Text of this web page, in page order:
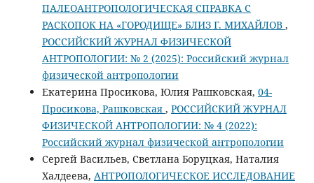
ПАЛЕОАНТРОПОЛОГИЧЕСКАЯ СПРАВКА С
РАСКОПОК НА «ГОРОДИЩЕ» БЛИЗ Г. МИХАЙЛОВ ,
РОССИЙСКИЙ ЖУРНАЛ ФИЗИЧЕСКОЙ
АНТРОПОЛОГИИ: № 2 (2025): Российский журнал
физической антропологии
Екатерина Просикова, Юлия Рашковская, 04-
Просикова, Рашковская , РОССИЙСКИЙ ЖУРНАЛ
ФИЗИЧЕСКОЙ АНТРОПОЛОГИИ: № 4 (2022):
Российский журнал физической антропологии
Сергей Васильев, Светлана Боруцкая, Наталия
Халдеева, АНТРОПОЛОГИЧЕСКОЕ ИССЛЕДОВАНИЕ